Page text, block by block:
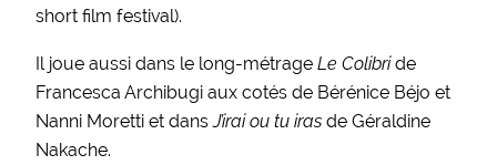
short film festival).
Il joue aussi dans le long-métrage Le Colibride
Francesca Archibugi aux cotés de Bérénice Béjo et
Nanni Moretti et dansJ’irai ou tu iras de Géraldine
Nakache.